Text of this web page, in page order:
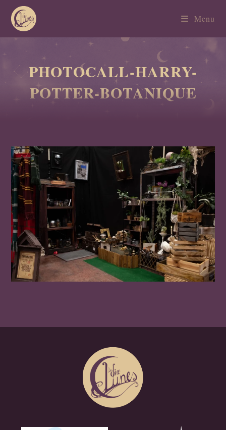
Menu
PHOTOCALL-HARRY-
POTTER-BOTANIQUE